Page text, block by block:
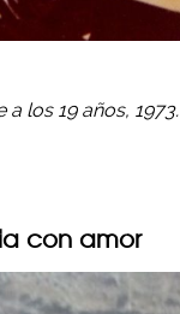
los 19 años, 1973.
con amor